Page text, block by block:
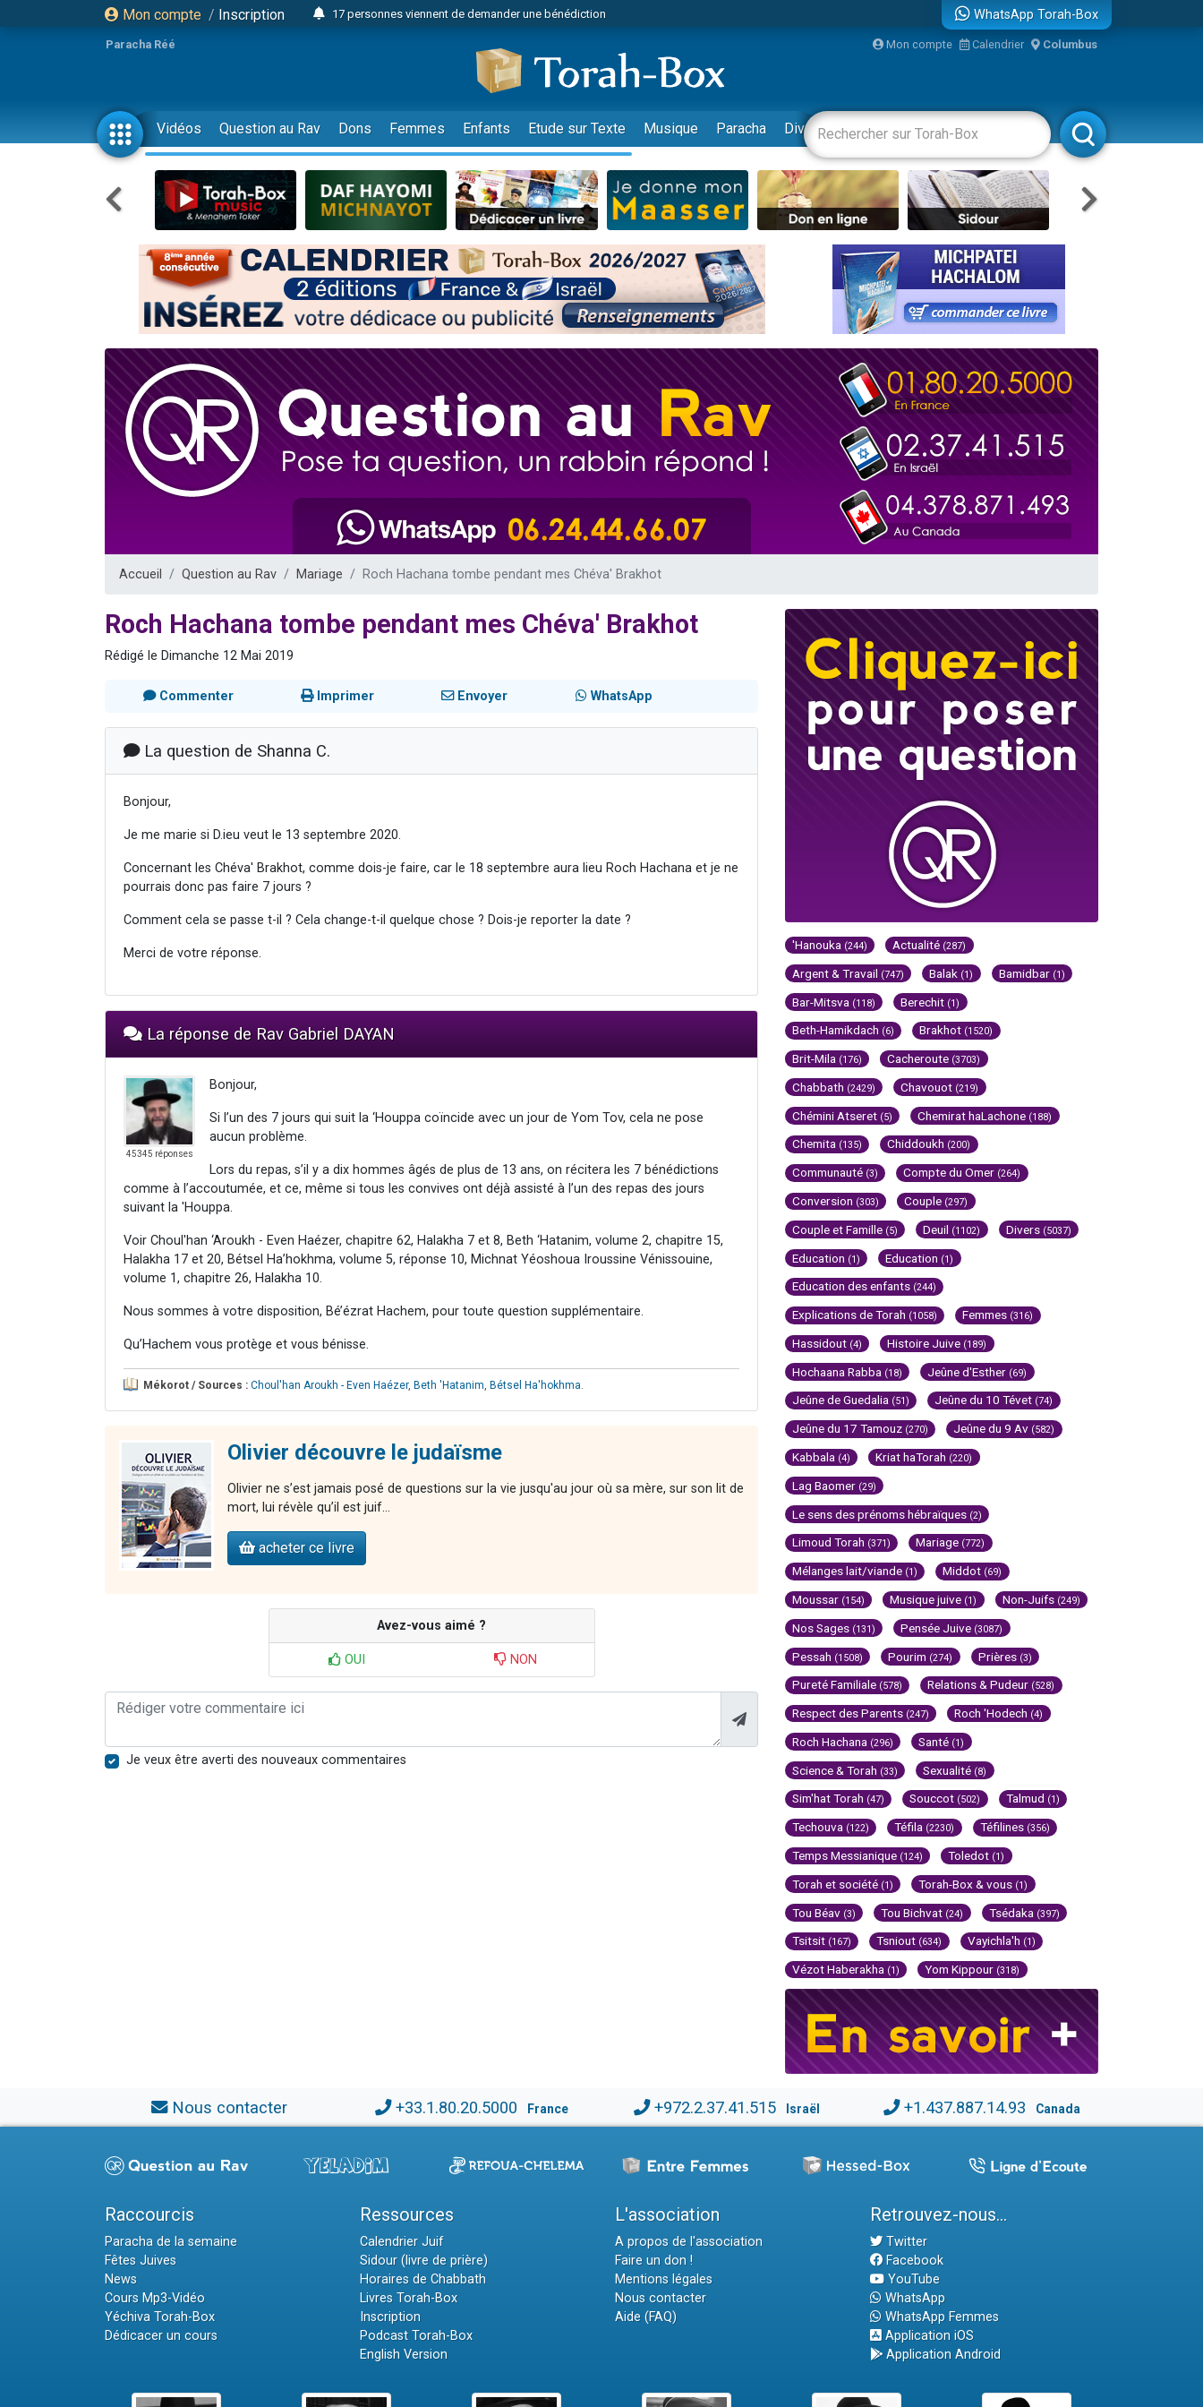
Mon compte / Inscription
17 personnes viennent de demander une bénédiction
23 personnes viennent de faire un don pour Diane, 80 ans, dans un appartement insalubre
Eva vient de donner son Maasser
4 personnes viennent de nous rejoindre sur WhatsApp
3 personnes viennent de nous rejoindre sur WhatsApp
Odaya vient de donner son Maasser
3 personnes viennent de faire un don pour 5 jours de vacances aux Orphelins
2 personnes viennent de nous rejoindre sur WhatsApp
13 personnes viennent de demander une bénédiction
Il reste 49 places pour étudier en groupe sur Zoom
30 personnes viennent de faire un don pour Sauvez la jambe de Yohan
12 nouvelles musiques dans Torah-Box Music
3 personnes viennent de nous rejoindre sur WhatsApp
2 personnes viennent de nous rejoindre sur WhatsApp
3 personnes viennent de nous rejoindre sur WhatsApp
8 personnes viennent de faire un don pour Tsédaka : pauvres d'Israel
Nouvelle émission radio : Visions de grandeur n°104 : Le Chabbath et le Birkat Hamazone à travers le temps
4 personnes viennent de nous rejoindre sur WhatsApp
WhatsApp Torah-Box
Paracha Réé Mon compte Calendrier Columbus
Vidéos Question au Rav Dons Femmes Enfants Etude sur Texte Musique Paracha Divertissements Livres Rabbanim
Accueil Question au Rav Mariage Roch Hachana tombe pendant mes Chéva' Brakhot
Roch Hachana tombe pendant mes Chéva' Brakhot
Rédigé le Dimanche 12 Mai 2019
Commenter Imprimer Envoyer WhatsApp
La question de Shanna C.
Bonjour,
Je me marie si D.ieu veut le 13 septembre 2020.
Concernant les Chéva' Brakhot, comme dois-je faire, car le 18 septembre aura lieu Roch Hachana et je ne
pourrais donc pas faire 7 jours ?
Comment cela se passe t-il ? Cela change-t-il quelque chose ? Dois-je reporter la date ?
Merci de votre réponse.
La réponse de Rav Gabriel DAYAN
45345 réponses
Bonjour,
Si l’un des 7 jours qui suit la ‘Houppa coïncide avec un jour de Yom Tov, cela ne pose
aucun problème.
Lors du repas, s’il y a dix hommes âgés de plus de 13 ans, on récitera les 7 bénédictions
comme à l’accoutumée, et ce, même si tous les convives ont déjà assisté à l’un des repas des jours
suivant la 'Houppa.
Voir Choul'han ‘Aroukh - Even Haézer, chapitre 62, Halakha 7 et 8, Beth ‘Hatanim, volume 2, chapitre 15,
Halakha 17 et 20, Bétsel Ha’hokhma, volume 5, réponse 10, Michnat Yéoshoua Iroussine Vénissouine,
volume 1, chapitre 26, Halakha 10.
Nous sommes à votre disposition, Bé’ézrat Hachem, pour toute question supplémentaire.
Qu’Hachem vous protège et vous bénisse.
Mékorot / Sources : Choul'han Aroukh - Even Haézer, Beth 'Hatanim Bétsel Ha'hokhma
Olivier découvre le judaïsme
Olivier ne s’est jamais posé de questions sur la vie jusqu'au jour où sa mère, sur son lit de
mort, lui révèle qu’il est juif...
acheter ce livre
Avez-vous aimé ?
OUI NON
Je veux être averti des nouveaux commentaires
'Hanouka (244) Actualité (287)
Argent & Travail (747) Balak (1) Bamidbar (1)
Bar-Mitsva (118) Berechit (1)
Beth-Hamikdach (6) Brakhot (1520)
Brit-Mila (176) Cacheroute (3703)
Chabbath (2429) Chavouot (219)
Chémini Atseret (5) Chemirat haLachone (188)
Chemita (135) Chiddoukh (200)
Communauté (3) Compte du Omer (264)
Conversion (303) Couple (297)
Couple et Famille (5) Deuil (1102) Divers (5037)
Education (1) Education (1)
Education des enfants (244)
Explications de Torah (1058) Femmes (316)
Hassidout (4) Histoire Juive (189)
Hochaana Rabba (18) Jeûne d'Esther (69)
Jeûne de Guedalia (51) Jeûne du 10 Tévet (74)
Jeûne du 17 Tamouz (270) Jeûne du 9 Av (582)
Kabbala (4) Kriat haTorah (220)
Lag Baomer (29)
Le sens des prénoms hébraïques (2)
Limoud Torah (371) Mariage (772)
Mélanges lait/viande (1) Middot (69)
Moussar (154) Musique juive (1) Non-Juifs (249)
Nos Sages (131) Pensée Juive (3087)
Pessah (1508) Pourim (274) Prières (3)
Pureté Familiale (578) Relations & Pudeur (528)
Respect des Parents (247) Roch 'Hodech (4)
Roch Hachana (296) Santé (1)
Science & Torah (33) Sexualité (8)
Sim'hat Torah (47) Souccot (502) Talmud (1)
Techouva (122) Téfila (2230) Téfilines (356)
Temps Messianique (124) Toledot (1)
Torah et société (1) Torah-Box & vous (1)
Tou Béav (3) Tou Bichvat (24) Tsédaka (397)
Tsitsit (167) Tsniout (634) Vayichla'h (1)
Vézot Haberakha (1) Yom Kippour (318)
Nous contacter +33.1.80.20.5000 France +972.2.37.41.515 Israël +1.437.887.14.93 Canada
Raccourcis
Paracha de la semaine
Fêtes Juives
News
Cours Mp3-Vidéo
Yéchiva Torah-Box
Dédicacer un cours
Ressources
Calendrier Juif
Sidour (livre de prière)
Horaires de Chabbath
Livres Torah-Box
Inscription
Podcast Torah-Box
English Version
L'association
A propos de l'association
Faire un don !
Mentions légales
Nous contacter
Aide (FAQ)
Retrouvez-nous...
Twitter
Facebook
YouTube
WhatsApp
WhatsApp Femmes
Application iOS
Application Android